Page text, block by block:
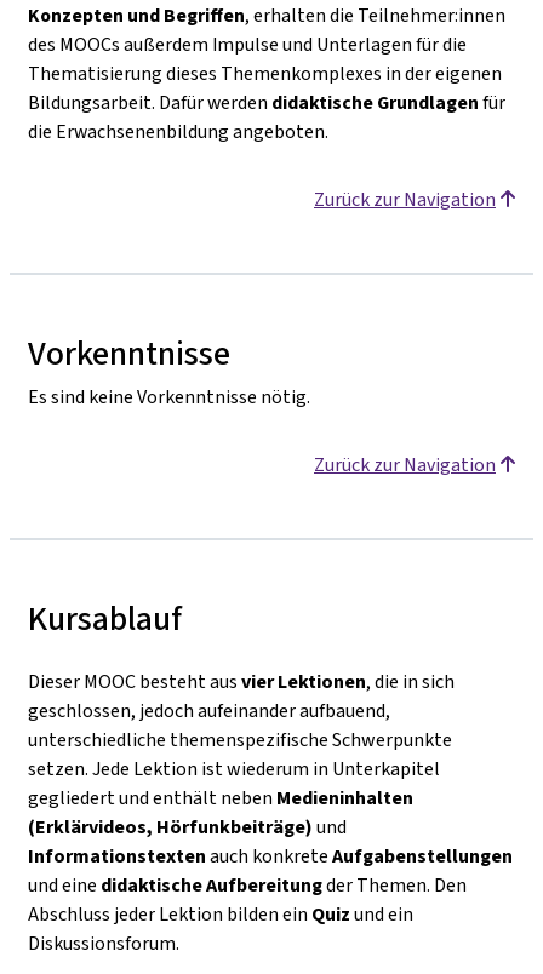
Konzepten und Begriffen, erhalten die Teilnehmer:innen
des MOOCs außerdem Impulse und Unterlagen für die
Thematisierung dieses Themenkomplexes in der eigenen
Bildungsarbeit. Dafür werden didaktische Grundlagenfür
die Erwachsenenbildung angeboten.
Zurück zur Navigation
Vorkenntnisse
Es sind keine Vorkenntnisse nötig.
Zurück zur Navigation
Kursablauf
Dieser MOOC besteht ausvier Lektionen, die in sich
geschlossen, jedoch aufeinander aufbauend,
unterschiedliche themenspezifische Schwerpunkte
setzen. Jede Lektion ist wiederum in Unterkapitel
gegliedert und enthält neben Medieninhalten
(Erklärvideos, Hörfunkbeiträge)und
Informationstextenauch konkreteAufgabenstellungen
und eine didaktische Aufbereitungder Themen. Den
Abschluss jeder Lektion bilden ein Quizund ein
Diskussionsforum.